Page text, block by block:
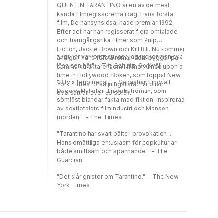
QUENTIN TARANTINO är en av de mest
kända filmregissörerna idag. Hans första
film, De hänsynslösa, hade premiär 1992.
Efter det har han regisserat flera omtalade
och framgångsrika filmer som Pulp
Fiction, Jackie Brown och Kill Bill. Nu kommer
äntligen hans första roman som bygger på
samma karaktärer som i filmen Once upon a
time in Hollywood. Boken, som toppat New
York Times försäljningslista, har blivit
översatt till över 30 språk.
"Det här var roligt att läsa jag tycker man ska
läsa den här." - Titti Schultz, Go Kväll
"Bitvis fenomenal." - Sebastian Lindvall,
Dagens Nyheter "En debutroman, som
sömlöst blandar fakta med fiktion, inspirerad
av sextiotalets filmindustri och Manson-
morden." - The Times
"Tarantino har svart bälte i provokation ...
Hans omättliga entusiasm för popkultur är
både smittsam och spännande." - The
Guardian
"Det slår gnistor om Tarantino." - The New
York Times